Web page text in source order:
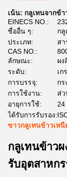
เน้น: กลูเทนจากข้
EINECS NO.:
ชื่ออื่น ๆ:
ก
ประเภท:
ส
CAS NO.:
ลักษณะ:
ผง
ระดับ:
เก
การบรรจุ:
ก
การใช้งาน:
ส่
อายุการใช้:
24
ได้รับการรับรอง:
ขาวกลูเทนข้าวเห
กลูเทนข้าว
รับอุตสาหก